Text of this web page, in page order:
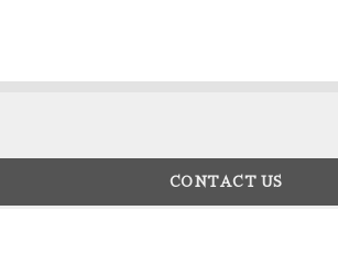
CONTACT US